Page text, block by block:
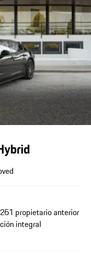
1 propietario anterior
integral